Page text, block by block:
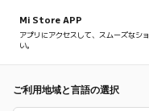
Mi Store APP
アプリにアクセスして、スムーズなシ
い。
ご利用地域と言語の選択